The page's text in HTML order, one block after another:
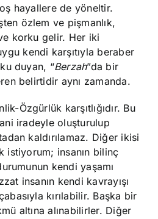
hayallere de yöneltir.
özlem ve pişmanlık,
korku gelir. Her iki
kendi karşıtıyla beraber
duyan, “Berzah”da bir
belirtidir aynı zamanda.
Özgürlük karşıtlığıdır. Bu
iradeyle oluşturulup
kaldırılamaz. Diğer ikisi
istiyorum; insanın bilinç
kendi yaşamı
insanın kendi kavrayışı
kırılabilir. Başka bir
altına alınabilirler. Diğer